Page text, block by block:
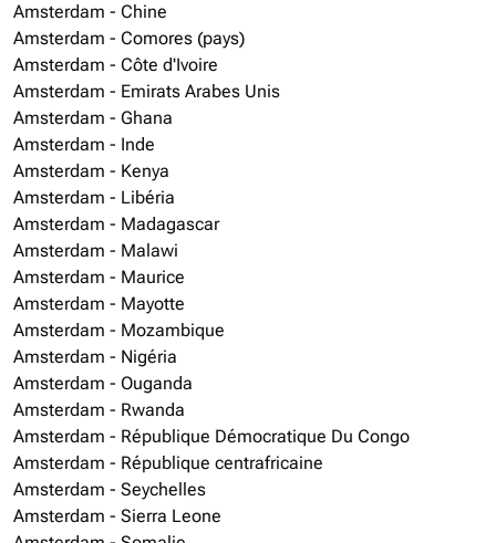
Amsterdam - Chine
Amsterdam - Comores (pays)
Amsterdam - Côte d'Ivoire
Amsterdam - Emirats Arabes Unis
Amsterdam - Ghana
Amsterdam - Inde
Amsterdam - Kenya
Amsterdam - Libéria
Amsterdam - Madagascar
Amsterdam - Malawi
Amsterdam - Maurice
Amsterdam - Mayotte
Amsterdam - Mozambique
Amsterdam - Nigéria
Amsterdam - Ouganda
Amsterdam - Rwanda
Amsterdam - République Démocratique Du Congo
Amsterdam - République centrafricaine
Amsterdam - Seychelles
Amsterdam - Sierra Leone